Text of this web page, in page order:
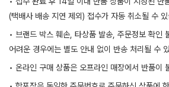
(택배사 배송 지연 제외) 접수가 자동 취소될 수
• 브랜드 박스 훼손, 타상품 발송, 주문정보 확인
어려운 경우에는 별도 안내 없이 반송 처리될 수
• 온라인 구매 상품은 오프라인 매장에서 반품이